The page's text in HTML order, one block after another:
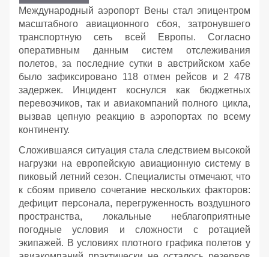
Международный аэропорт Вены стал эпицентром
масштабного авиационного сбоя, затронувшего
транспортную сеть всей Европы. Согласно
оперативным данным систем отслеживания
полетов, за последние сутки в австрийском хабе
было зафиксировано 118 отмен рейсов и 2 478
задержек. Инцидент коснулся как бюджетных
перевозчиков, так и авиакомпаний полного цикла,
вызвав цепную реакцию в аэропортах по всему
континенту.
Сложившаяся ситуация стала следствием высокой
нагрузки на европейскую авиационную систему в
пиковый летний сезон. Специалисты отмечают, что
к сбоям привело сочетание нескольких факторов:
дефицит персонала, перегруженность воздушного
пространства, локальные неблагоприятные
погодные условия и сложности с ротацией
экипажей. В условиях плотного графика полетов у